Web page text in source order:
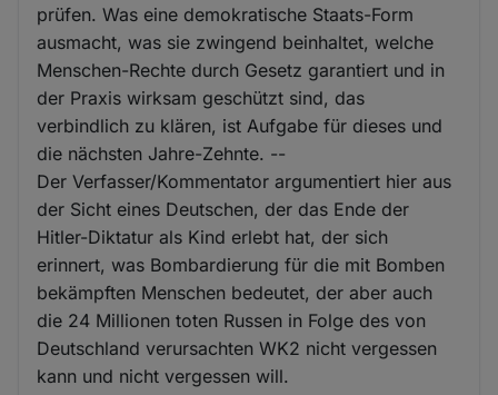
prüfen. Was eine demokratische Staats-Form
ausmacht, was sie zwingend beinhaltet, welche
Menschen-Rechte durch Gesetz garantiert und in
der Praxis wirksam geschützt sind, das
verbindlich zu klären, ist Aufgabe für dieses und
die nächsten Jahre-Zehnte. --
Der Verfasser/Kommentator argumentiert hier aus
der Sicht eines Deutschen, der das Ende der
Hitler-Diktatur als Kind erlebt hat, der sich
erinnert, was Bombardierung für die mit Bomben
bekämpften Menschen bedeutet, der aber auch
die 24 Millionen toten Russen in Folge des von
Deutschland verursachten WK2 nicht vergessen
kann und nicht vergessen will.